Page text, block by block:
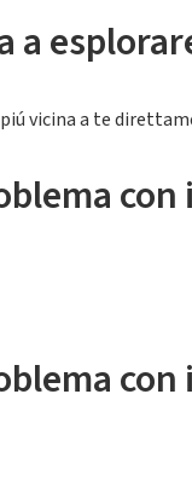
a
vicina a te